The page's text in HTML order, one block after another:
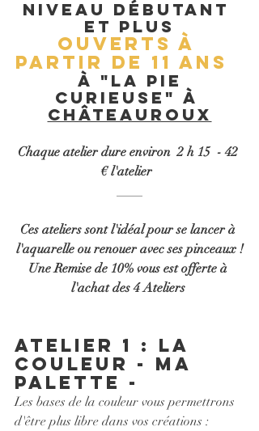
Niveau débutant
et plus
ouverts à
partir de 11 ans
à "La Pie
Curieuse" à
Châteauroux
Chaque atelier dure environ  2 h 15  - 42
€ l'atelier
Ces ateliers sont l'idéal pour se lancer à
l'aquarelle ou renouer avec ses pinceaux !
Une Remise de 10% vous est offerte à
l'achat des 4 Ateliers
Atelier 1 : la
couleur - ma
palette -
Les bases de la couleur vous permettrons
d'être plus libre dans vos créations :